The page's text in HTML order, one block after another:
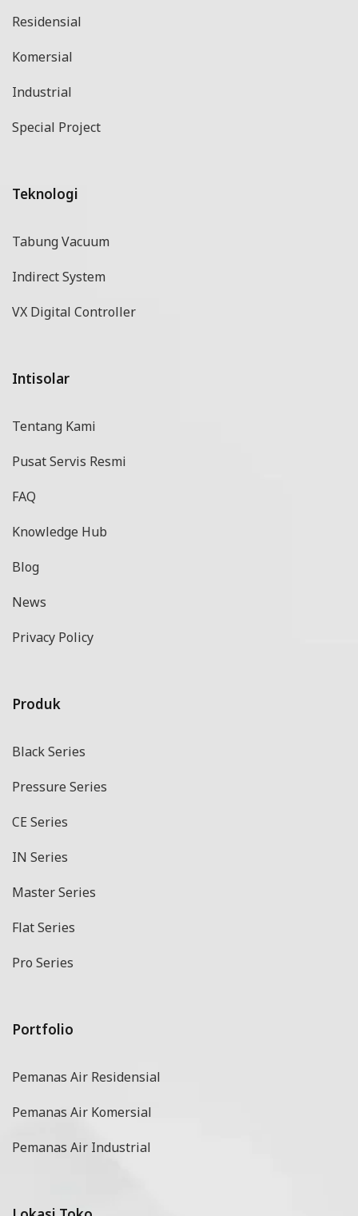
Residensial
Komersial
Industrial
Special Project
Teknologi
Tabung Vacuum
Indirect System
VX Digital Controller
Intisolar
Tentang Kami
Pusat Servis Resmi
FAQ
Knowledge Hub
Blog
News
Privacy Policy
Produk
Black Series
Pressure Series
CE Series
IN Series
Master Series
Flat Series
Pro Series
Portfolio
Pemanas Air Residensial
Pemanas Air Komersial
Pemanas Air Industrial